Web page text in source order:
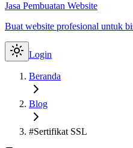
Jasa Pembuatan Website
Buat website profesional untuk
Login
Beranda
Blog
#Sertifikat SSL